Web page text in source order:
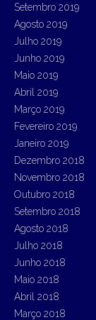
Setembro 2019
Agosto 2019
Julho 2019
Junho 2019
Maio 2019
Abril 2019
Março 2019
Fevereiro 2019
Janeiro 2019
Dezembro 2018
Novembro 2018
Outubro 2018
Setembro 2018
Agosto 2018
Julho 2018
Junho 2018
Maio 2018
Abril 2018
Março 2018